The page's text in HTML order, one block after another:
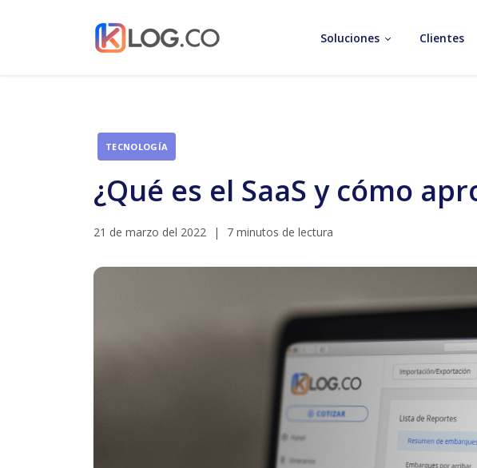
Soluciones Clientes
TECNOLOGÍA
¿Qué es el SaaS y cómo
21 de marzo del 2022 | 7 minutos de lectura